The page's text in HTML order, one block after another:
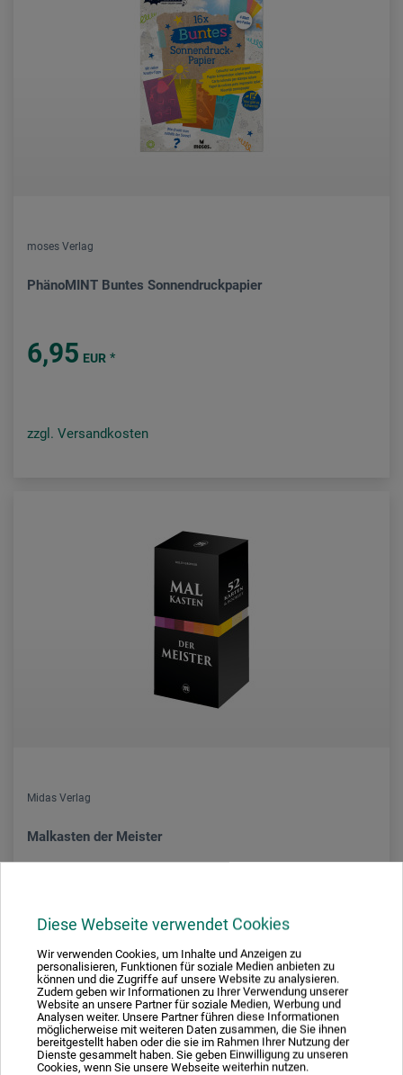
Diese Webseite verwendet Cookies
Wir verwenden Cookies, um Inhalte und Anzeigen zu
personalisieren, Funktionen für soziale Medien anbieten zu
können und die Zugriffe auf unsere Website zu analysieren.
Zudem geben wir Informationen zu Ihrer Verwendung unserer
Website an unsere Partner für soziale Medien, Werbung und
Analysen weiter. Unsere Partner führen diese Informationen
möglicherweise mit weiteren Daten zusammen, die Sie ihnen
bereitgestellt haben oder die sie im Rahmen Ihrer Nutzung der
Dienste gesammelt haben. Sie geben Einwilligung zu unseren
Cookies, wenn Sie unsere Webseite weiterhin nutzen.
moses Verlag
PhänoMINT Buntes Sonnendruckpapier
6,95 EUR *
zzgl. Versandkosten
Midas Verlag
Malkasten der Meister
zzgl. Versandkosten